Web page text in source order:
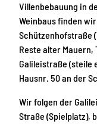
Villenbebauung in
Weinbaus finden
Schützenhofstraße
Reste alter Mauern,
Galileistraße (steile
Hausnr. 50 an der
Wir folgen der
Straße (Spielplatz),